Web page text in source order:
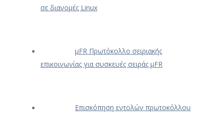
σε διανομές Linux
μFR Πρωτόκολλο σειριακής
επικοινωνίας για συσκευές σειράς μFR
Επισκόπηση εντολών πρωτοκόλλου